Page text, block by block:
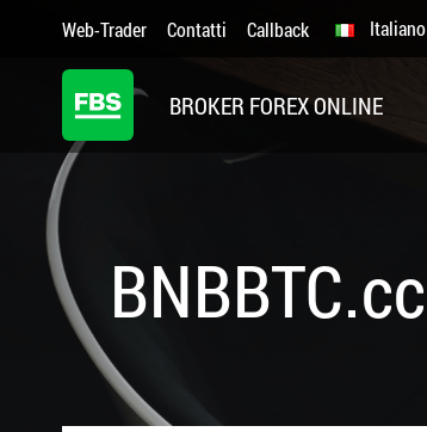
Web-Trader Contatti Callback Italiano
BROKER FOREX ONLINE
BNBBTC.cc